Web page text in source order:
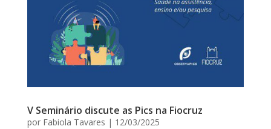
V Seminário discute as Pics na Fiocruz
por Fabiola Tavares | 12/03/2025